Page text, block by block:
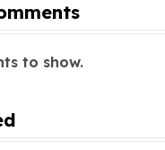
to show.